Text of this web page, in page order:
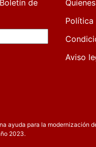
de
Política
Aviso
ayuda para la modernización
2023.